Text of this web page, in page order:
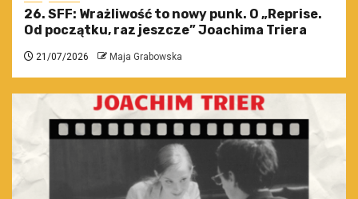
26. SFF: Wrażliwość to nowy punk. O „Reprise.
Od początku, raz jeszcze” Joachima Triera
21/07/2026 Maja Grabowska